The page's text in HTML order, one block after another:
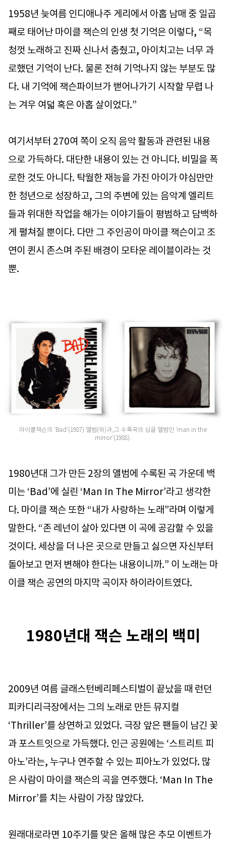
1958년 늦여름 인디애나주 게리에서 아홉 남매 중 일곱
째로 태어난 마이클 잭슨의 인생 첫 기억은 이렇다, “목
청껏 노래하고 진짜 신나서 춤췄고, 아이치고는 너무 과
로했던 기억이 난다. 물론 전혀 기억나지 않는 부분도 많
다. 내 기억에 잭슨파이브가 뻗어나가기 시작할 무렵 나
는 겨우 여덟 혹은 아홉 살이었다.”
여기서부터 270여 쪽이 오직 음악 활동과 관련된 내용
으로 가득하다. 대단한 내용이 있는 건 아니다. 비밀을 폭
로한 것도 아니다. 탁월한 재능을 가진 아이가 야심만만
한 청년으로 성장하고, 그의 주변에 있는 음악계 엘리트
들과 위대한 작업을 해가는 이야기들이 평범하고 담백하
게 펼쳐질 뿐이다. 다만 그 주인공이 마이클 잭슨이고 조
연이 퀸시 존스며 주된 배경이 모타운 레이블이라는 것
뿐.
마이클잭슨의 ‘Bad’(1987) 앨범(위)과,그 수록곡의 싱글 앨범인 ‘man in the
mirror’(1988).
1980년대 그가 만든 2장의 앨범에 수록된 곡 가운데 백
미는 ‘Bad’에 실린 ‘Man In The Mirror’라고 생각한
다. 마이클 잭슨 또한 “내가 사랑하는 노래”라며 이렇게
말한다. “존 레넌이 살아 있다면 이 곡에 공감할 수 있을
것이다. 세상을 더 나은 곳으로 만들고 싫으면 자신부터
돌아보고 먼저 변해야 한다는 내용이니까.” 이 노래는 마
이클 잭슨 공연의 마지막 곡이자 하이라이트였다.
1980년대 잭슨 노래의 백미
2009년 여름 글래스턴베리페스티벌이 끝났을 때 런던
피카디리극장에서는 그의 노래로 만든 뮤지컬
‘Thriller’를 상연하고 있었다. 극장 앞은 팬들이 남긴 꽃
과 포스트잇으로 가득했다. 인근 공원에는 ‘스트리트 피
아노’라는, 누구나 연주할 수 있는 피아노가 있었다. 많
은 사람이 마이클 잭슨의 곡을 연주했다. ‘Man In The
Mirror’를 치는 사람이 가장 많았다.
원래대로라면 10주기를 맞은 올해 많은 추모 이벤트가